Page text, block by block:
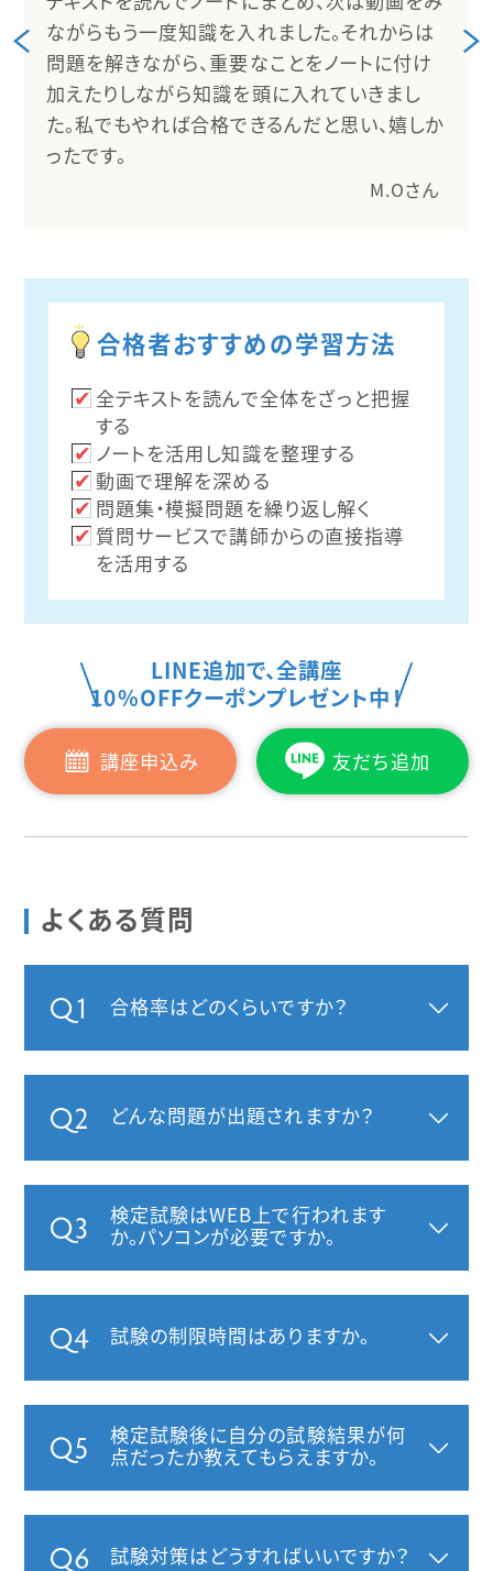
ながらもう一度知識を入れました。それからは
問題を解きながら、重要なことをノートに付け
加えたりしながら知識を頭に入れていきまし
た。私でもやれば合格できるんだと思い、嬉しか
ったです。
M.Oさん
合格者おすすめの学習方法
全テキストを読んで全体をざっと把握
する
ノートを活用し知識を整理する
動画で理解を深める
問題集・模擬問題を繰り返し解く
質問サービスで講師からの直接指導
を活用する
LINE追加で、全講座
10%OFFクーポンプレゼント中！
講座申込み 友だち追加
よくある質問
合格率はどのくらいですか？
どんな問題が出題されますか？
検定試験はWEB上で行われます
か。パソコンが必要ですか。
試験の制限時間はありますか。
検定試験後に自分の試験結果が何
点だったか教えてもらえますか。
試験対策はどうすればいいですか？